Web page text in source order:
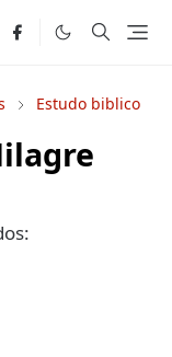
Estudo biblico